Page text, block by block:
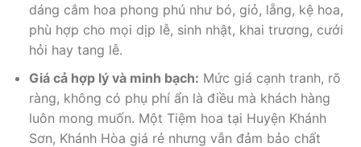
dáng cắm hoa phong phú như bó, giỏ, lẵng, kệ hoa,
phù hợp cho mọi dịp lễ, sinh nhật, khai trương, cưới
hỏi hay tang lễ.
Giá cả hợp lý và minh bạch: Mức giá cạnh tranh, rõ
ràng, không có phụ phí ẩn là điều mà khách hàng
luôn mong muốn. Một Tiệm hoa tại Huyện Khánh
Sơn, Khánh Hòa giá rẻ nhưng vẫn đảm bảo chất